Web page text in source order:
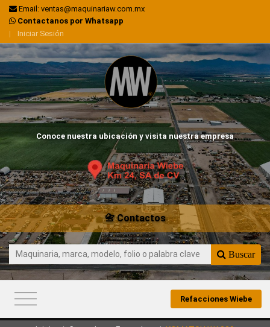
Email: ventas@maquinariaw.com.mx
Contactanos por Whatsapp
|
Iniciar Sesión
Conoce nuestra ubicación y visita nuestra empresa
📇 Contactos
Buscar
Refacciones Wiebe